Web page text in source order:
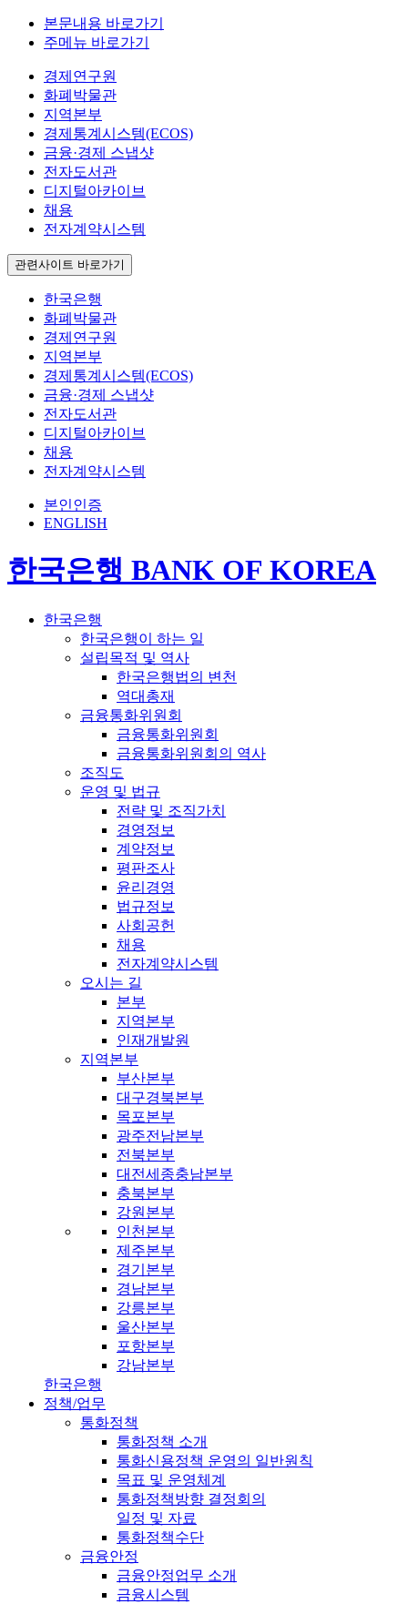
본문내용 바로가기
주메뉴 바로가기
경제연구원
화폐박물관
지역본부
경제통계시스템(ECOS)
금융·경제 스냅샷
전자도서관
디지털아카이브
채용
전자계약시스템
관련사이트 바로가기
한국은행
화폐박물관
경제연구원
지역본부
경제통계시스템(ECOS)
금융·경제 스냅샷
전자도서관
디지털아카이브
채용
전자계약시스템
본인인증
ENGLISH
한국은행 BANK OF KOREA
한국은행
한국은행이 하는 일
설립목적 및 역사
한국은행법의 변천
역대총재
금융통화위원회
금융통화위원회
금융통화위원회의 역사
조직도
운영 및 법규
전략 및 조직가치
경영정보
계약정보
평판조사
윤리경영
법규정보
사회공헌
채용
전자계약시스템
오시는 길
본부
지역본부
인재개발원
지역본부
부산본부
대구경북본부
목포본부
광주전남본부
전북본부
대전세종충남본부
충북본부
강원본부
인천본부
제주본부
경기본부
경남본부
강릉본부
울산본부
포항본부
강남본부
한국은행
정책/업무
통화정책
통화정책 소개
통화신용정책 운영의 일반원칙
목표 및 운영체계
통화정책방향 결정회의
일정 및 자료
통화정책수단
금융안정
금융안정업무 소개
금융시스템